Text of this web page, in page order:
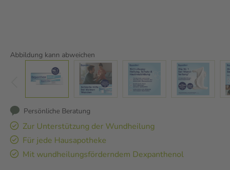
Abbildung kann abweichen
Persönliche Beratung
Zur Unterstützung der Wundheilung
Für jede Hausapotheke
Mit wundheilungsförderndem Dexpanthenol